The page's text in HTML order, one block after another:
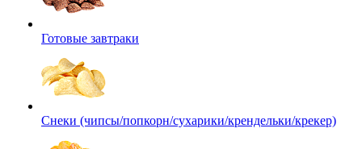
Готовые завтраки
Снеки (чипсы/попкорн/сухарики/крендельки/крекер)